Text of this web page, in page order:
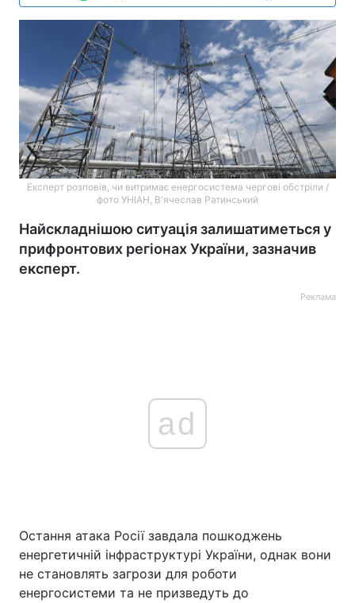
Експерт розповів, чи витримає енергосистема чергові обстріли /
фото УНІАН, В'ячеслав Ратинський
Найскладнішою ситуація залишатиметься у
прифронтових регіонах України, зазначив
експерт.
Реклама
ad
Остання атака Росії завдала пошкоджень
енергетичній інфраструктурі України, однак вони
не становлять загрози для роботи
енергосистеми та не призведуть до